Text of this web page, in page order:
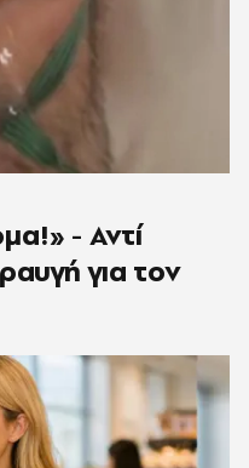
- Αντί
για τον